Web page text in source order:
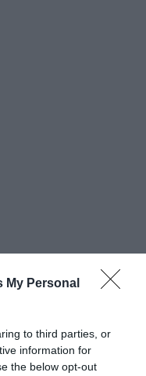
My Personal
to third parties, or
information for
the below opt-out